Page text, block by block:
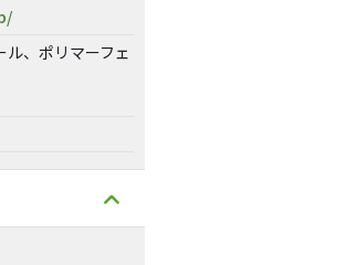
、ポリマーフェ